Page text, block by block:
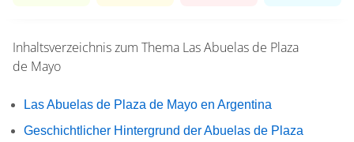
Inhaltsverzeichnis zum Thema Las Abuelas de Plaza
de Mayo
Las Abuelas de Plaza de Mayo en Argentina
Geschichtlicher Hintergrund der Abuelas de Plaza